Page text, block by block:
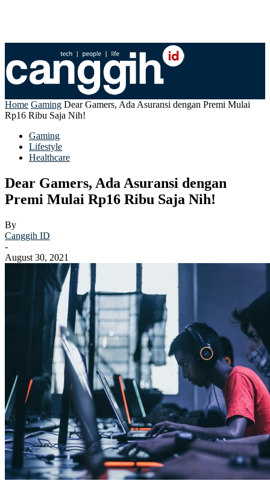
Home Gaming Dear Gamers, Ada Asuransi dengan Premi Mulai
Rp16 Ribu Saja Nih!
Gaming
Lifestyle
Healthcare
Dear Gamers, Ada Asuransi dengan
Premi Mulai Rp16 Ribu Saja Nih!
By
Canggih ID
-
August 30, 2021